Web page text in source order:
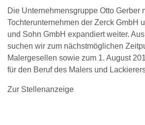
Die Unternehmensgruppe Otto Gerber
Tochterunternehmen der Zerck GmbH
und Sohn GmbH expandiert weiter.
suchen wir zum nächstmöglichen
Malergesellen sowie zum 1. August
für den Beruf des Malers und
Zur Stellenanzeige